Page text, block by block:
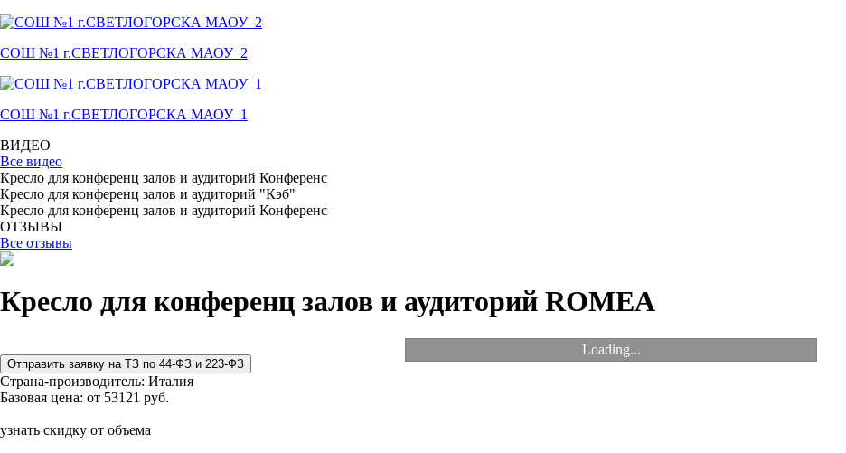
СОШ №1 г.СВЕТЛОГОРСКА МАОУ_2
СОШ №1 г.СВЕТЛОГОРСКА МАОУ_1
ВИДЕО
Все видео
Кресло для конференц залов и аудиторий Конференс
Кресло для конференц залов и аудиторий "Кэб"
Кресло для конференц залов и аудиторий Конференс
ОТЗЫВЫ
Все отзывы
Кресло для конференц залов и аудиторий ROMEA
Loading...
Страна-производитель: Италия
Базовая цена: от 53121 руб.
узнать скидку от объема